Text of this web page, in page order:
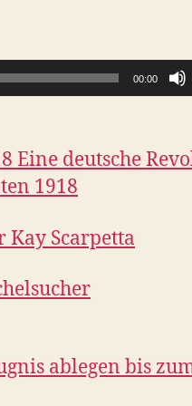
00:00
Eine deutsche
1918
Scarpetta
ablegen bis